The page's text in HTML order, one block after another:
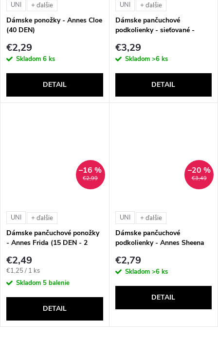
UNI + ďalšie
Dámske ponožky - Annes Cloe
(40 DEN)
€2,29
Skladom 6 ks
DETAIL
UNI + ďalšie
Dámske pančuchové
podkolienky - sieťované -
DEN)
€3,29
Skladom >6 ks
DETAIL
€2,99
–16 %
UNI + ďalšie
Dámske pančuchové ponožky
- Annes Frida (15 DEN - 2
€2,49
Jednotková
cena:
€1,25 / 1 ks
Skladom 5 balenie
DETAIL
€3,49
–20 %
UNI + ďalšie
Dámske pančuchové
podkolienky - Annes Sheena
€2,79
Skladom >6 ks
DETAIL